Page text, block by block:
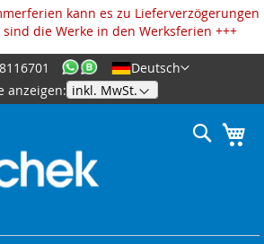
kann es zu Lieferverzögerungen
die Werke in den Werksferien +++
Zum
Inhalt
Deutsch
anzeigen:
Suche